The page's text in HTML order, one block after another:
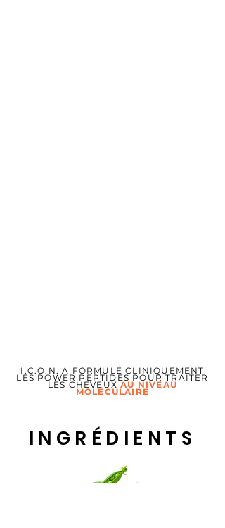
I.C.O.N. A FORMULÉ CLINIQUEMENT
LES POWER PEPTIDES POUR TRAITER
LES CHEVEUXAU NIVEAU
MOLÉCULAIRE
INGRÉDIENTS